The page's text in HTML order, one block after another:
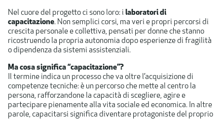
Nel cuore del progetto ci sono loro: i laboratori di
capacitazione. Non semplici corsi, ma veri e propri percorsi di
crescita personale e collettiva, pensati per donne che stanno
ricostruendo la propria autonomia dopo esperienze di fragilità
o dipendenza da sistemi assistenziali.
Ma cosa significa “capacitazione”?
Il termine indica un processo che va oltre l’acquisizione di
competenze tecniche: è un percorso che mette al centro la
persona, rafforzandone la capacità di scegliere, agire e
partecipare pienamente alla vita sociale ed economica. In altre
parole, capacitarsi significa diventare protagoniste del proprio